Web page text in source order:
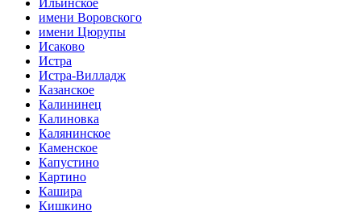
Ильинское
имени Воровского
имени Цюрупы
Исаково
Истра
Истра-Вилладж
Казанское
Калининец
Калиновка
Калянинское
Каменское
Капустино
Картино
Кашира
Кишкино